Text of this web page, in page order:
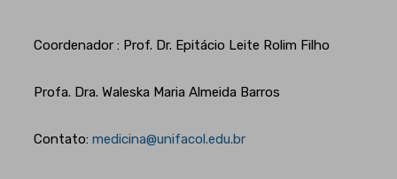
Coordenador : Prof. Dr. Epitácio Leite Rolim Filho
Profa. Dra. Waleska Maria Almeida Barros
Contato: medicina@unifacol.edu.br